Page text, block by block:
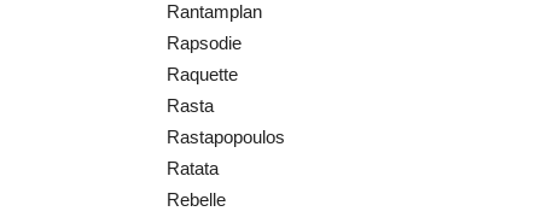
Rantamplan
Rapsodie
Raquette
Rasta
Rastapopoulos
Ratata
Rebelle